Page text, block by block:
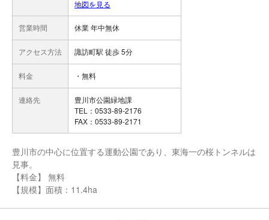
地図を見る
営業時間 休業 年中無休
アクセス方法 諏訪町駅 徒歩 5分
料金 ・無料
連絡先
豊川市公園緑地課
TEL：0533-89-2176
FAX：0533-89-2171
豊川市の中心に位置する運動公園であり、東海一の桜トンネルは
見事。
【料金】 無料
【規模】面積：11.4ha